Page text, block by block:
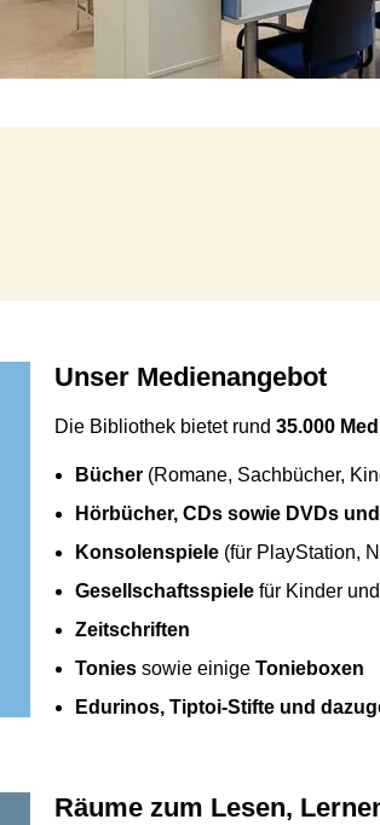
Unser Medienangebot
Die Bibliothek bietet rund 35.000
Bücher (Romane, Sachbücher,
Hörbücher, CDs sowie DVDs
Konsolenspiele (für PlayStation,
Gesellschaftsspiele für Kinder
Zeitschriften
Tonies sowie einige Tonieboxen
Edurinos, Tiptoi-Stifte und
Räume zum Lesen,